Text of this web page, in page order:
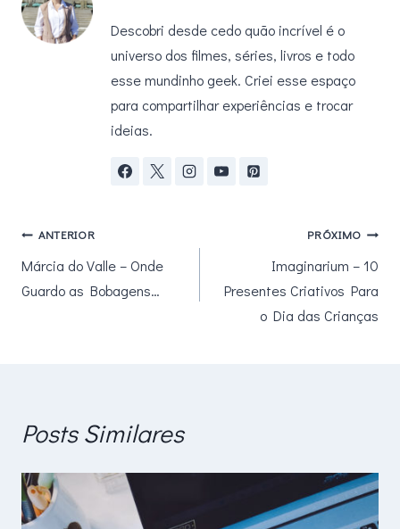
Descobri desde cedo quão incrível é o
universo dos filmes, séries, livros e todo
esse mundinho geek. Criei esse espaço
para compartilhar experiências e trocar
ideias.
Navegação
de
ANTERIOR
Márcia do Valle – Onde
Guardo as Bobagens…
PRÓXIMO
Imaginarium – 10
Presentes Criativos Para
o Dia das Crianças
Posts Similares